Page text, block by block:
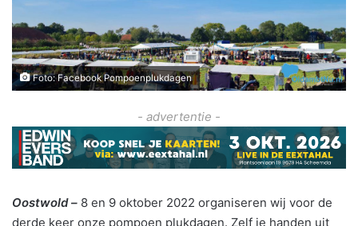
Foto: Facebook Pompoenplukdagen
- advertentie -
Oostwold – 8 en 9 oktober 2022 organiseren wij voor de
derde keer onze pompoen plukdagen. Zelf je handen uit